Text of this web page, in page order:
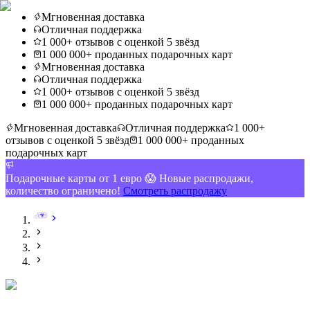
Мгновенная доставка
Отличная поддержка
1 000+ отзывов с оценкой 5 звёзд
1 000 000+ проданных подарочных карт
Мгновенная доставка
Отличная поддержка
1 000+ отзывов с оценкой 5 звёзд
1 000 000+ проданных подарочных карт
Мгновенная доставка
Отличная поддержка
1 000+
отзывов с оценкой 5 звёзд
1 000 000+ проданных
подарочных карт
Подарочные карты от 1 евро 😱 Новые распродажи,
количество ограничено! Смотреть распродажу